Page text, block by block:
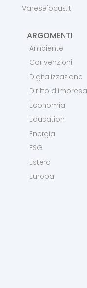
Varesefocus.it
ARGOMENTI
Ambiente
Convenzioni
Digitalizzazione
Diritto d'impresa
Economia
Education
Energia
ESG
Estero
Europa